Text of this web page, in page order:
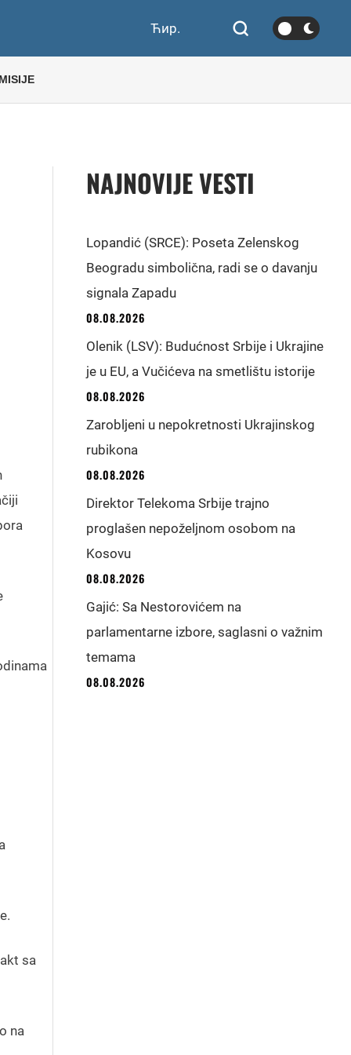
Ћир.
sa
na
NAJNOVIJE VESTI
Lopandić (SRCE): Poseta Zelenskog
Beogradu simbolična, radi se o davanju
signala Zapadu
08.08.2026
Olenik (LSV): Budućnost Srbije i Ukrajine
je u EU, a Vučićeva na smetlištu istorije
08.08.2026
Zarobljeni u nepokretnosti Ukrajinskog
rubikona
08.08.2026
Direktor Telekoma Srbije trajno
proglašen nepoželjnom osobom na
Kosovu
08.08.2026
Gajić: Sa Nestorovićem na
parlamentarne izbore, saglasni o važnim
temama
08.08.2026